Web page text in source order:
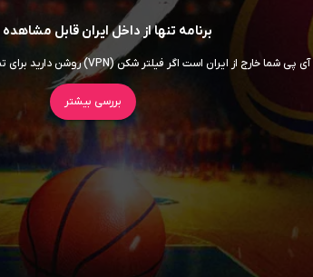
برنامه تنها از داخل ایران قابل
آی پی شما خارج از ایران است اگر فیلتر شکن (VPN) روشن دارید برای تماشای مسابقه آن را خاموش کنید
بررسی بیشتر
سریال ها
اربابان جهان
داستان اسباب‌ بازی 5
روز افشاگری
سوپرگرل 6 برادر کوچک 5.5 اودیسه 8.5 موانا
انولا هلمز 3
جعبه آبی